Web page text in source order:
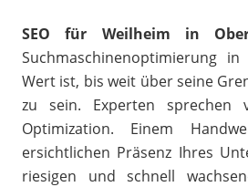
SEO für Weilheim in
Suchmaschinenoptimierung
Wert ist, bis weit über seine
zu sein. Experten sprechen
Optimization. Einem
ersichtlichen Präsenz Ihres
riesigen und schnell